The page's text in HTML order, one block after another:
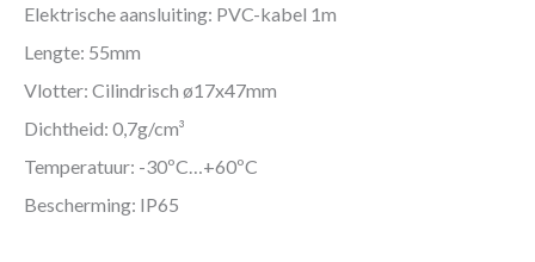
Elektrische aansluiting: PVC-kabel 1m
Lengte: 55mm
Vlotter: Cilindrisch ø17x47mm
Dichtheid: 0,7g/cm³
Temperatuur: -30ºC…+60ºC
Bescherming: IP65